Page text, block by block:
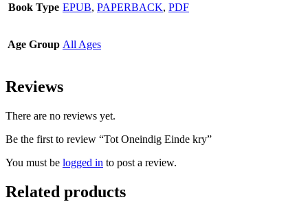
Book Type EPUB, PAPERBACK, PDF
Age Group All Ages
Reviews
There are no reviews yet.
Be the first to review “Tot Oneindig Einde kry”
You must be logged in to post a review.
Related products